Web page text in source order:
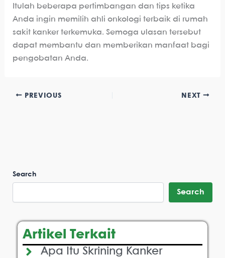
Itulah beberapa pertimbangan dan tips ketika
Anda ingin memilih ahli onkologi terbaik di rumah
sakit kanker terkemuka. Semoga ulasan tersebut
dapat membantu dan memberikan manfaat bagi
pengobatan Anda.
PREVIOUS NEXT
Search
Search
Artikel Terkait
Apa Itu Skrining Kanker